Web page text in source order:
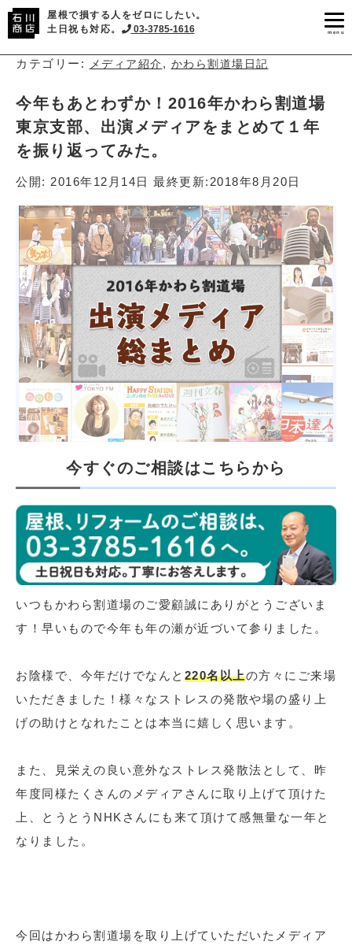
屋根で損する人をゼロにしたい。
土日祝も対応。
03-3785-1616 menu
カテゴリー: メディア紹介 , かわら割道場日記
今年もあとわずか！2016年かわら割道場
東京支部、出演メディアをまとめて１年
を振り返ってみた。
公開: 2016年12月14日 最終更新: 2018年8月20日
今すぐのご相談はこちらから
いつもかわら割道場のご愛顧誠にありがとうございま
す！早いもので今年も年の瀬が近づいて参りました。
お陰様で、今年だけでなんと 220名以上の方々にご来場
いただきました！様々なストレスの発散や場の盛り上
げの助けとなれたことは本当に嬉しく思います。
また、見栄えの良い意外なストレス発散法として、昨
年度同様たくさんのメディアさんに取り上げて頂けた
上、とうとうNHKさんにも来て頂けて感無量な一年と
なりました。
今回はかわら割道場を取り上げていただいたメディア